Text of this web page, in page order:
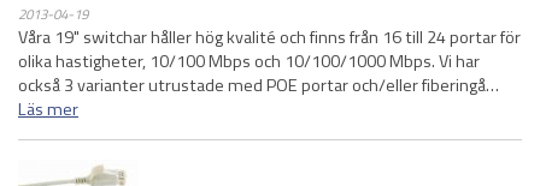
2013-04-19
Våra 19" switchar håller hög kvalité och finns från 16 till 24 portar för
olika hastigheter, 10/100 Mbps och 10/100/1000 Mbps. Vi har
också 3 varianter utrustade med POE portar och/eller fiberingå…
Läs mer